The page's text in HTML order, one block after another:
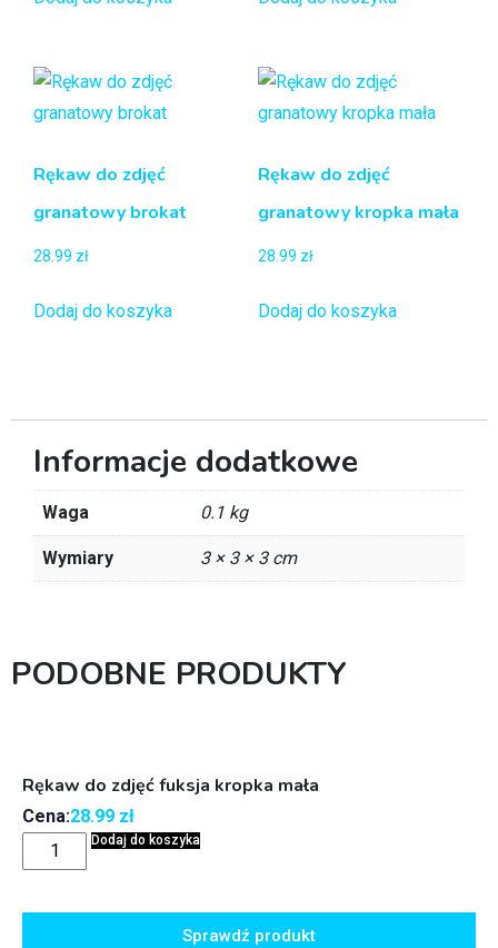
Rękaw do zdjęć
granatowy brokat
28.99 zł
Dodaj do koszyka
Rękaw do zdjęć
granatowy kropka mała
28.99 zł
Dodaj do koszyka
Informacje dodatkowe
Waga 0.1 kg
Wymiary 3 × 3 × 3 cm
PODOBNE PRODUKTY
Rękaw do zdjęć fuksja kropka mała
Cena:28.99 zł
Dodaj do koszyka
Sprawdź produkt